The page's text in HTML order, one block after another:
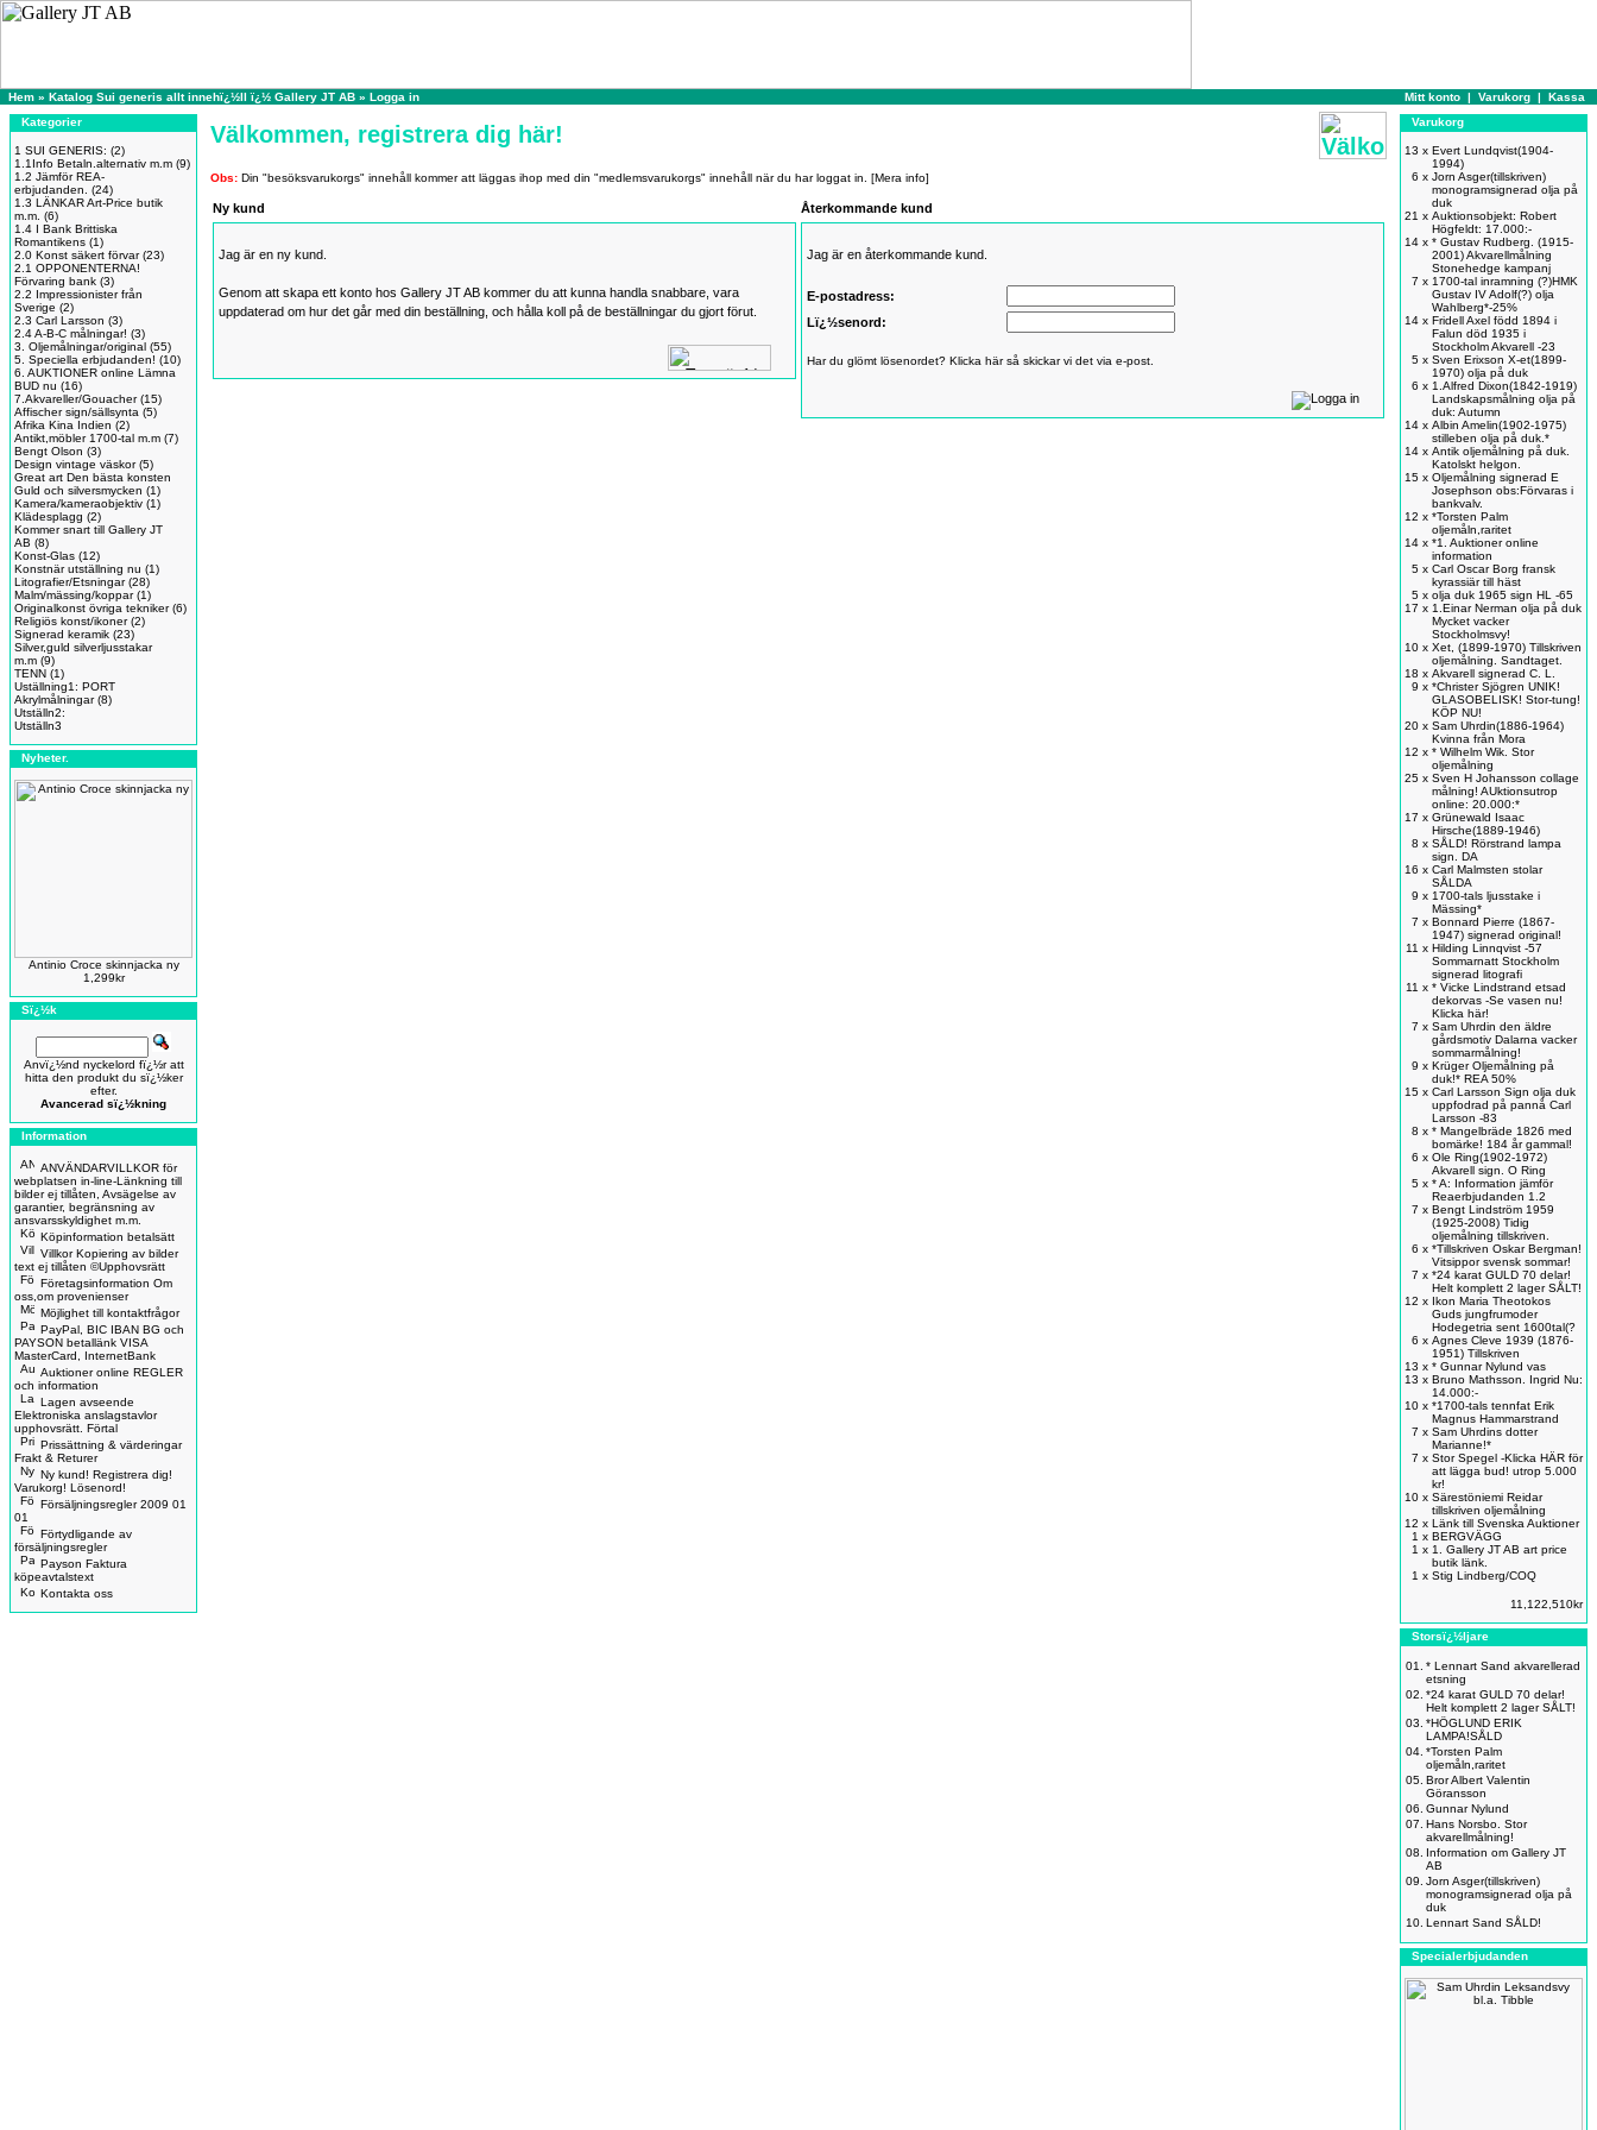
Hem » Katalog Sui generis allt innehï¿½ll ï¿½ Gallery JT AB » Logga in Mitt konto | Varukorg | Kassa
Kategorier
1 SUI GENERIS: (2)
1.1Info Betaln.alternativ m.m (9)
1.2 Jämför REA-
erbjudanden.
(24)
1.3 LÄNKAR Art-Price butik
m.m. (6)
1.4 I Bank Brittiska
Romantikens (1)
2.0 Konst säkert förvar(23)
2.1 OPPONENTERNA!
Förvaring bank (3)
2.2 Impressionister från
Sverige (2)
2.3 Carl Larsson (3)
2.4 A-B-C målningar! (3)
3. Oljemålningar/original (55)
5. Speciella erbjudanden! (10)
6. AUKTIONER online Lämna
BUD nu (16)
7.Akvareller/Gouacher(15)
Affischer sign/sällsynta (5)
Afrika Kina Indien (2)
Antikt,möbler 1700-tal m.m (7)
Bengt Olson (3)
Design vintage väskor(5)
Great art Den bästa konsten
Guld och silversmycken (1)
Kamera/kameraobjektiv (1)
Klädesplagg (2)
Kommer snart till Gallery JT
AB (8)
Konst-Glas (12)
Konstnär utställning nu (1)
Litografier/Etsningar(28)
Malm/mässing/koppar(1)
Originalkonst övriga tekniker(6)
Religiös konst/ikoner(2)
Signerad keramik (23)
Silver,guld silverljusstakar
m.m (9)
TENN (1)
Uställning1: PORT
Akrylmålningar(8)
Utställn2:
Utställn3
Nyheter.
Antinio Croce skinnjacka ny
1,299kr
Sï¿½k
Anvï¿½nd nyckelord fï¿½r att
hitta den produkt du sï¿½ker
efter.
Avancerad sï¿½kning
Information
ANVÄNDARVILLKOR för
webplatsen in-line-Länkning till
bilder ej tillåten, Avsägelse av
garantier, begränsning av
ansvarsskyldighet m.m.
Köpinformation betalsätt
Villkor Kopiering av bilder
text ej tillåten ©Upphovsrätt
Företagsinformation Om
oss,om provenienser
Möjlighet till kontaktfrågor
PayPal, BIC IBAN BG och
PAYSON betallänk VISA
MasterCard, InternetBank
Auktioner online REGLER
och information
Lagen avseende
Elektroniska anslagstavlor
upphovsrätt. Förtal
Prissättning & värderingar
Frakt & Returer
Ny kund! Registrera dig!
Varukorg! Lösenord!
Försäljningsregler 2009 01
01
Förtydligande av
försäljningsregler
Payson Faktura
köpeavtalstext
Kontakta oss
Välkommen, registrera dig här!
Obs: Din "besöksvarukorgs" innehåll kommer att läggas ihop med din "medlemsvarukorgs" innehåll när du har loggat in. [Mera info]
Ny kund Återkommande kund
Jag är en ny kund.
Genom att skapa ett konto hos Gallery JT AB kommer du att kunna handla snabbare, vara
uppdaterad om hur det går med din beställning, och hålla koll på de beställningar du gjort förut.
Jag är en återkommande kund.
E-postadress:
Lï¿½senord:
Har du glömt lösenordet? Klicka här så skickar vi det via e-post.
Varukorg
13 x Evert Lundqvist(1904-
1994)
6 x Jorn Asger(tillskriven)
monogramsignerad olja på
duk
21 x Auktionsobjekt: Robert
Högfeldt: 17.000:-
14 x * Gustav Rudberg. (1915-
2001) Akvarellmålning
Stonehedge kampanj
7 x 1700-tal inramning (?)HMK
Gustav IV Adolf(?) olja
Wahlberg*-25%
14 x Fridell Axel född 1894 i
Falun död 1935 i
Stockholm Akvarell -23
5 x Sven Erixson X-et(1899-
1970) olja på duk
6 x 1.Alfred Dixon(1842-1919)
Landskapsmålning olja på
duk: Autumn
14 x Albin Amelin(1902-1975)
stilleben olja på duk.*
14 x Antik oljemålning på duk.
Katolskt helgon.
15 x Oljemålning signerad E
Josephson obs:Förvaras i
bankvalv.
12 x *Torsten Palm
oljemåln,raritet
14 x *1. Auktioner online
information
5 x Carl Oscar Borg fransk
kyrassiär till häst
5 x olja duk 1965 sign HL -65
17 x 1.Einar Nerman olja på duk
Mycket vacker
Stockholmsvy!
10 x Xet, (1899-1970) Tillskriven
oljemålning. Sandtaget.
18 x Akvarell signerad C. L.
9 x *Christer Sjögren UNIK!
GLASOBELISK! Stor-tung!
KÖP NU!
20 x Sam Uhrdin(1886-1964)
Kvinna från Mora
12 x * Wilhelm Wik. Stor
oljemålning
25 x Sven H Johansson collage
målning! AUktionsutrop
online: 20.000:*
17 x Grünewald Isaac
Hirsche(1889-1946)
8 x SÅLD! Rörstrand lampa
sign. DA
16 x Carl Malmsten stolar
SÅLDA
9 x 1700-tals ljusstake i
Mässing*
7 x Bonnard Pierre (1867-
1947) signerad original!
11 x Hilding Linnqvist -57
Sommarnatt Stockholm
signerad litografi
11 x * Vicke Lindstrand etsad
dekorvas -Se vasen nu!
Klicka här!
7 x Sam Uhrdin den äldre
gårdsmotiv Dalarna vacker
sommarmålning!
9 x Krüger Oljemålning på
duk!* REA 50%
15 x Carl Larsson Sign olja duk
uppfodrad på pannå Carl
Larsson -83
8 x * Mangelbräde 1826 med
bomärke! 184 år gammal!
6 x Ole Ring(1902-1972)
Akvarell sign. O Ring
5 x * A: Information jämför
Reaerbjudanden 1.2
7 x Bengt Lindström 1959
(1925-2008) Tidig
oljemålning tillskriven.
6 x *Tillskriven Oskar Bergman!
Vitsippor svensk sommar!
7 x *24 karat GULD 70 delar!
Helt komplett 2 lager SÅLT!
12 x Ikon Maria Theotokos
Guds jungfrumoder
Hodegetria sent 1600tal(?
6 x Agnes Cleve 1939 (1876-
1951) Tillskriven
13 x * Gunnar Nylund vas
13 x Bruno Mathsson. Ingrid Nu:
14.000:-
10 x *1700-tals tennfat Erik
Magnus Hammarstrand
7 x Sam Uhrdins dotter
Marianne!*
7 x Stor Spegel -Klicka HÄR för
att lägga bud! utrop 5.000
kr!
10 x Särestöniemi Reidar
tillskriven oljemålning
12 x Länk till Svenska Auktioner
1 x BERGVÄGG
1 x 1. Gallery JT AB art price
butik länk.
1 x Stig Lindberg/COQ
11,122,510kr
Storsï¿½ljare
01.
* Lennart Sand akvarellerad
etsning
02. *24 karat GULD 70 delar!
Helt komplett 2 lager SÅLT!
03. *HÖGLUND ERIK
LAMPA!SÅLD
04. *Torsten Palm
oljemåln,raritet
05. Bror Albert Valentin
Göransson
06. Gunnar Nylund
07. Hans Norsbo. Stor
akvarellmålning!
08.
Information om Gallery JT
AB
09. Jorn Asger(tillskriven)
monogramsignerad olja på
duk
10. Lennart Sand SÅLD!
Specialerbjudanden